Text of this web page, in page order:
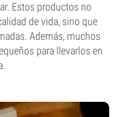
Estos productos no
de vida, sino que
Además, muchos
para llevarlos en